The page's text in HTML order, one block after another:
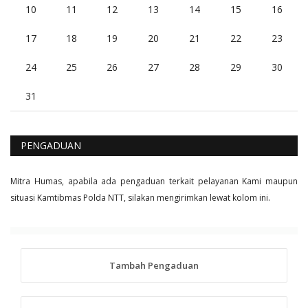
10 11 12 13 14 15 16
17 18 19 20 21 22 23
24 25 26 27 28 29 30
31
PENGADUAN
Mitra Humas, apabila ada pengaduan terkait pelayanan Kami maupun
situasi Kamtibmas Polda NTT, silakan mengirimkan lewat kolom ini.
Tambah Pengaduan